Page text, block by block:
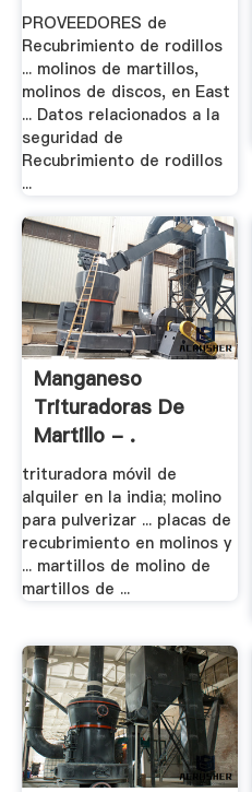
PROVEEDORES de
Recubrimiento de rodillos
... molinos de martillos,
molinos de discos, en East
... Datos relacionados a la
seguridad de
Recubrimiento de rodillos
...
Manganeso
Trituradoras De
Martillo - .
trituradora móvil de
alquiler en la india; molino
para pulverizar ... placas de
recubrimiento en molinos y
... martillos de molino de
martillos de ...